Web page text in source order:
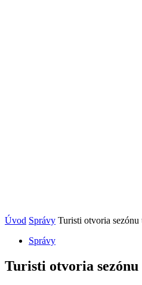
Úvod Správy Turisti otvoria sezónu
Správy
Turisti otvoria sezónu